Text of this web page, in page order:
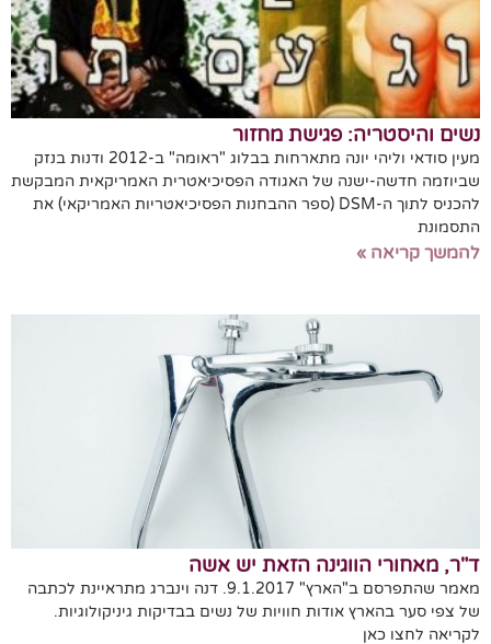
נשים והיסטריה: פגישת מחזור
מעין סודאי וליהי יונה מתארחות בבלוג "ראומה" ב-2012 ודנות בנזק
שביוזמה חדשה-ישנה של האגודה הפסיכיאטרית האמריקאית המבקשת
להכניס לתוך ה-DSM (ספר ההבחנות הפסיכיאטריות האמריקאי) את
התסמונת
להמשך קריאה »
ד"ר, מאחורי הווגינה הזאת יש אשה
מאמר שהתפרסם ב"הארץ" 9.1.2017. דנה וינברג מתראיינת לכתבה
של צפי סער בהארץ אודות חוויות של נשים בבדיקות גיניקולוגיות.
לקריאה לחצו כאן